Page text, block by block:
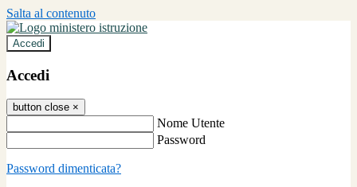
Salta al contenuto
Accedi
Accedi
button close ×
Nome Utente
Password
Password dimenticata?